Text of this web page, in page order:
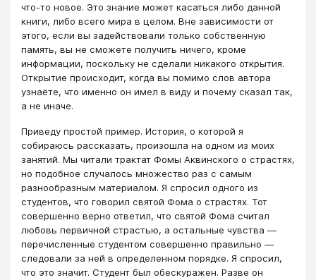
что-то новое. Это знание может касаться либо данной
книги, либо всего мира в целом. Вне зависимости от
этого, если вы задействовали только собственную
память, вы не сможете получить ничего, кроме
информации, поскольку не сделали никакого открытия.
Открытие происходит, когда вы помимо слов автора
узнаёте, что именно он имел в виду и почему сказал так,
а не иначе.
Приведу простой пример. История, о которой я
собираюсь рассказать, произошла на одном из моих
занятий. Мы читали трактат Фомы Аквинского о страстях,
но подобное случалось множество раз с самым
разнообразным материалом. Я спросил одного из
студентов, что говорил святой Фома о страстях. Тот
совершенно верно ответил, что святой Фома считал
любовь первичной страстью, а остальные чувства —
перечисленные студентом совершенно правильно —
следовали за ней в определенном порядке. Я спросил,
что это значит. Студент был обескуражен. Разве он